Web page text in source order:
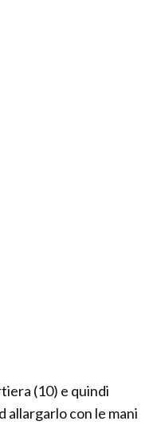
(10) e quindi
allargarlo con le mani